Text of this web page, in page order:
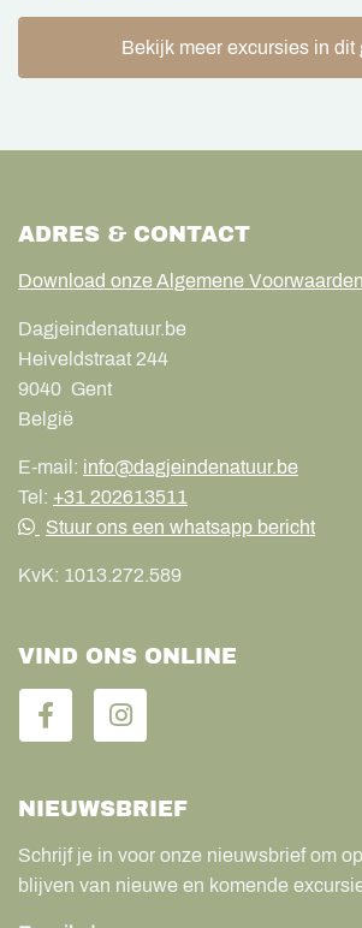
Bekijk meer excursies in dit
ADRES & CONTACT
Download onze Algemene Voorwaarden
Dagjeindenatuur.be
Heiveldstraat 244
9040 Gent
België
E-mail: info@dagjeindenatuur.be
Tel: +31 202613511
Stuur ons een whatsapp bericht
KvK: 1013.272.589
VIND ONS ONLINE
NIEUWSBRIEF
Schrijf je in voor onze nieuwsbrief om
blijven van nieuwe en komende